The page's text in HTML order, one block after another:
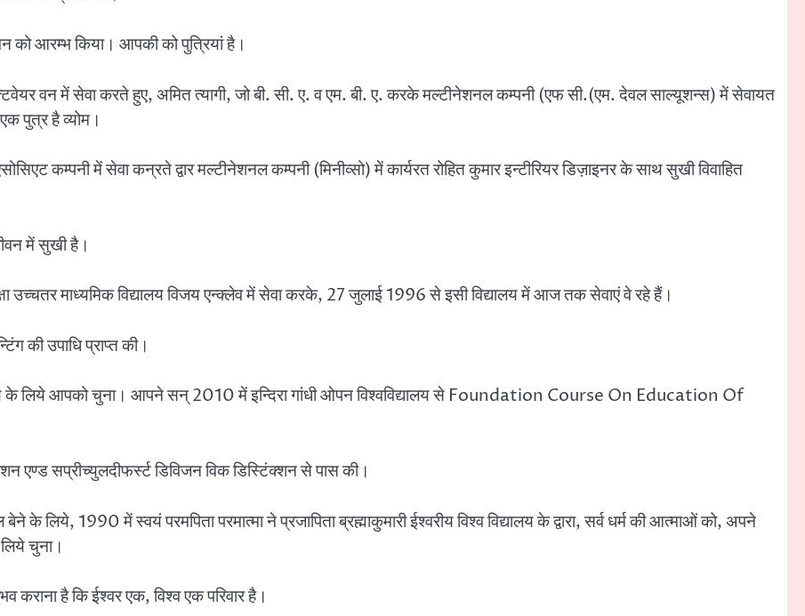
को आरम्भ किया। आपकी को पुत्रियां है।
वन में सेवा करते हुए, अमित त्यागी, जो बी. सी. ए. व एम. बी. ए. करके मल्टीनेशनल कम्पनी (एफ सी.(एम. देवल साल्यूशन्स) में सेवायत
पुत्र है व्योम।
कम्पनी में सेवा कन्रते द्वार मल्टीनेशनल कम्पनी (मिनीव्सो) में कार्यरत रोहित कुमार इन्टीरियर डिज़ाइनर के साथ सुखी विवाहित
में सुखी है।
माध्यमिक विद्यालय विजय एन्क्लेव में सेवा करके, 27 जुलाई 1996 से इसी विद्यालय में आज तक सेवाएं वे रहे हैं।
की उपाधि प्राप्त की।
के लिये आपको चुना। आपने सन् 2010 में इन्दिरा गांधी ओपन विश्वविद्यालय से Foundation Course On Education Of
एण्ड सप्रीच्युलदीफर्स्ट डिविजन विक डिस्टिंक्शन से पास की।
लिये, 1990 में स्वयं परमपिता परमात्मा ने प्रजापिता ब्रह्माकुमारी ईश्वरीय विश्व विद्यालय के द्वारा, सर्व धर्म की आत्माओं को, अपने
चुना।
है कि ईश्वर एक, विश्व एक परिवार है।